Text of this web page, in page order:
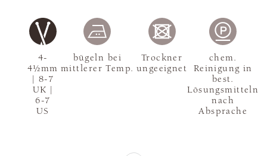
4-
4½mm
| 8-7
UK |
6-7
US
bügeln bei
mittlerer Temp.
Trockner
ungeeignet
chem.
Reinigung in
best.
Lösungsmitteln
nach
Absprache